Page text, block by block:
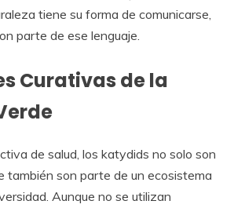
tiene su forma de comunicarse,
parte de ese lenguaje.
Curativas de la
de salud, los katydids no solo son
también son parte de un ecosistema
Aunque no se utilizan